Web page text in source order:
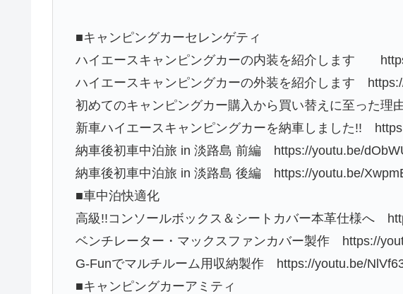
■キャンピングカーセレンゲティ
ハイエースキャンピングカーの内装を紹介します
ハイエースキャンピングカーの外装を紹介します
初めてのキャンピングカー購入から買い替えに至った
新車ハイエースキャンピングカーを納車しました!!
納車後初車中泊旅 in 淡路島 前編 https://youtu.be/
納車後初車中泊旅 in 淡路島 後編 https://youtu.be/
■車中泊快適化
高級!!コンソールボックス＆シートカバー本革仕様へ
ベンチレーター・マックスファンカバー製作 https://
G-Funでマルチルーム用収納製作 https://youtu.be/
■キャンピングカーアミティ